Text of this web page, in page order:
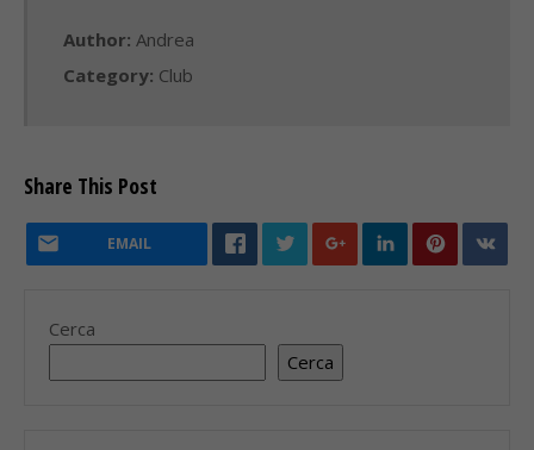
Author: Andrea
Category: Club
Share This Post
EMAIL
Cerca
Cerca